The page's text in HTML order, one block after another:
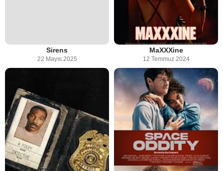
Sirens
22 Mayıs 2025
MaXXXine
12 Temmuz 2024